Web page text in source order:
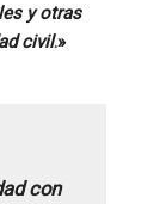
y otras
civil.»
con